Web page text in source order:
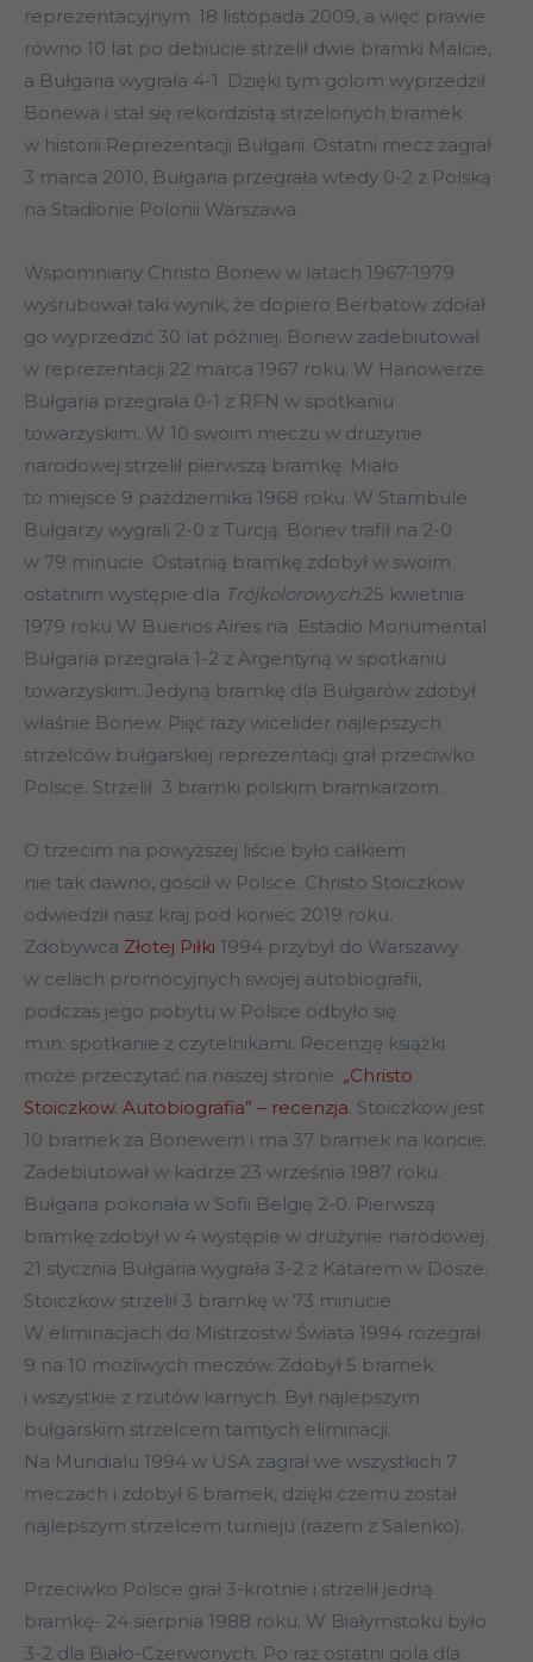
reprezentacyjnym. 18 listopada 2009, a więc prawie
równo 10 lat po debiucie strzelił dwie bramki Malcie,
a Bułgaria wygrała 4-1. Dzięki tym golom wyprzedził
Bonewa i stał się rekordzistą strzelonych bramek
w historii Reprezentacji Bułgarii. Ostatni mecz zagrał
3 marca 2010, Bułgaria przegrała wtedy 0-2 z Polską
na Stadionie Polonii Warszawa.
Wspomniany Christo Bonew w latach 1967-1979
wyśrubował taki wynik, że dopiero Berbatow zdołał
go wyprzedzić 30 lat później. Bonew zadebiutował
w reprezentacji 22 marca 1967 roku. W Hanowerze
Bułgaria przegrała 0-1 z RFN w spotkaniu
towarzyskim. W 10 swoim meczu w drużynie
narodowej strzelił pierwszą bramkę. Miało
to miejsce 9 października 1968 roku. W Stambule
Bułgarzy wygrali 2-0 z Turcją. Bonev trafił na 2-0
w 79 minucie. Ostatnią bramkę zdobył w swoim
ostatnim występie dla Trójkolorowych. 25 kwietnia
1979 roku W Buenos Aires na Estadio Monumental
Bułgaria przegrała 1-2 z Argentyną w spotkaniu
towarzyskim. Jedyną bramkę dla Bułgarów zdobył
właśnie Bonew. Pięć razy wicelider najlepszych
strzelców bułgarskiej reprezentacji grał przeciwko
Polsce. Strzelił 3 bramki polskim bramkarzom.
O trzecim na powyższej liście było całkiem
nie tak dawno, gościł w Polsce. Christo Stoiczkow
odwiedził nasz kraj pod koniec 2019 roku.
Zdobywca Złotej Piłki 1994 przybył do Warszawy
w celach promocyjnych swojej autobiografii,
podczas jego pobytu w Polsce odbyło się
m.in. spotkanie z czytelnikami. Recenzję książki
może przeczytać na naszej stronie: „Christo
Stoiczkow. Autobiografia” – recenzja. Stoiczkow jest
10 bramek za Bonewem i ma 37 bramek na koncie.
Zadebiutował w kadrze 23 września 1987 roku.
Bułgaria pokonała w Sofii Belgię 2-0. Pierwszą
bramkę zdobył w 4 występie w drużynie narodowej.
21 stycznia Bułgaria wygrała 3-2 z Katarem w Dosze.
Stoiczkow strzelił 3 bramkę w 73 minucie.
W eliminacjach do Mistrzostw Świata 1994 rozegrał
9 na 10 możliwych meczów. Zdobył 5 bramek
i wszystkie z rzutów karnych. Był najlepszym
bułgarskim strzelcem tamtych eliminacji.
Na Mundialu 1994 w USA zagrał we wszystkich 7
meczach i zdobył 6 bramek, dzięki czemu został
najlepszym strzelcem turnieju (razem z Salenko).
Przeciwko Polsce grał 3-krotnie i strzelił jedną
bramkę- 24 sierpnia 1988 roku. W Białymstoku było
3-2 dla Biało-Czerwonych. Po raz ostatni gola dla